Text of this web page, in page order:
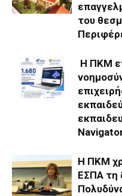
του
Η ΠΚΜ
Η ΠΚΜ
ΕΣΠΑ τη